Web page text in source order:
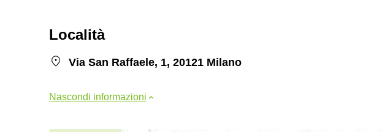
Località
Via San Raffaele, 1, 20121 Milano
Nascondi informazioni